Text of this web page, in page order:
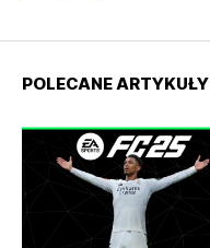
POLECANE ARTYKUŁY